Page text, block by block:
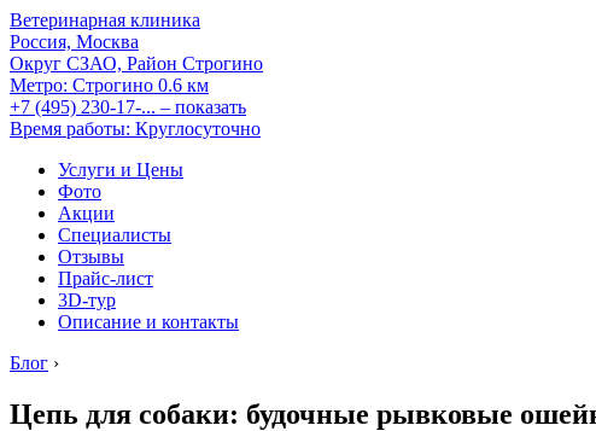
Ветеринарная клиника
Россия, Москва
Округ СЗАО, Район Строгино
Метро: Строгино 0.6 км
+7 (495) 230-17-... – показать
Время работы: Круглосуточно
Услуги и Цены
Фото
Акции
Специалисты
Отзывы
Прайс-лист
3D-тур
Описание и контакты
Блог ›
Цепь для собаки: будочные рывковые